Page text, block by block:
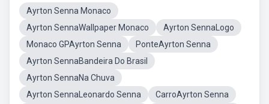
Ayrton Senna Monaco
Ayrton SennaWallpaper Monaco
Ayrton SennaLogo
Monaco GPAyrton Senna
PonteAyrton Senna
Ayrton SennaBandeira Do Brasil
Ayrton SennaNa Chuva
Ayrton SennaLeonardo Senna
CarroAyrton Senna